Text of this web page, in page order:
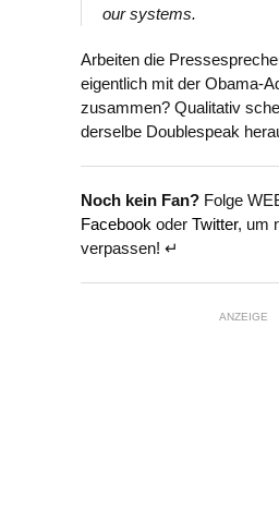
our systems.
Arbeiten die
eigentlich mit der Obama-
zusammen? Qualitativ
derselbe Doublespeak
Noch kein Fan? Folge
Facebook oder Twitter, um
verpassen! ↵
ANZEIGE